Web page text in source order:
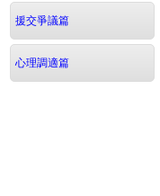
援交爭議篇
心理調適篇